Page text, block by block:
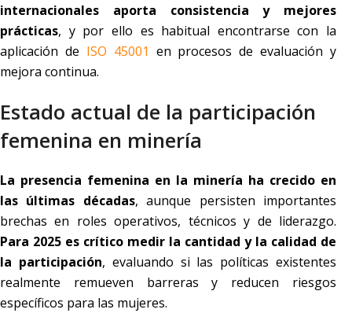
internacionales aporta consistencia y mejores
prácticas, y por ello es habitual encontrarse con la
aplicación de ISO 45001 en procesos de evaluación y
mejora continua.
Estado actual de la participación
femenina en minería
La presencia femenina en la minería ha crecido en
las últimas décadas, aunque persisten importantes
brechas en roles operativos, técnicos y de liderazgo.
Para 2025 es crítico medir la cantidad y la calidad de
la participación, evaluando si las políticas existentes
realmente remueven barreras y reducen riesgos
específicos para las mujeres.